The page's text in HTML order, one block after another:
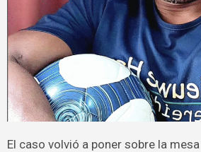
El caso volvió a poner sobre la